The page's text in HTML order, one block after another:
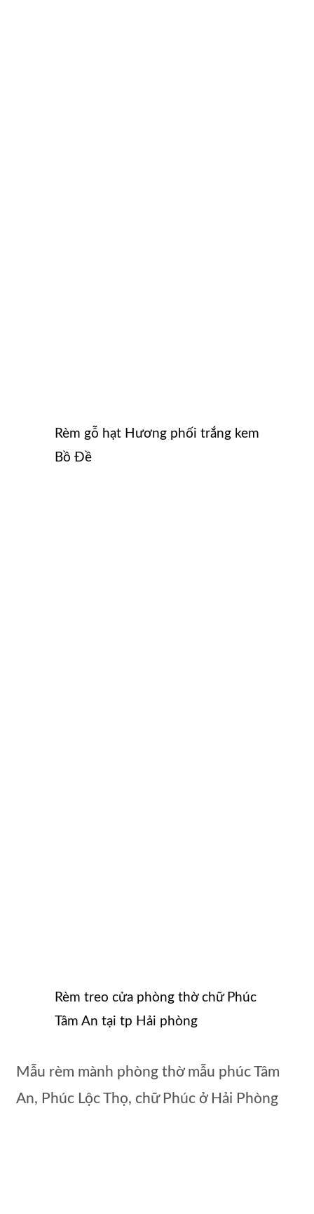
Rèm gỗ hạt Hương phối trắng kem
Bồ Đề
Rèm treo cửa phòng thờ chữ Phúc
Tâm An tại tp Hải phòng
Mẫu rèm mành phòng thờ mẫu phúc Tâm
An, Phúc Lộc Thọ, chữ Phúc ở Hải Phòng